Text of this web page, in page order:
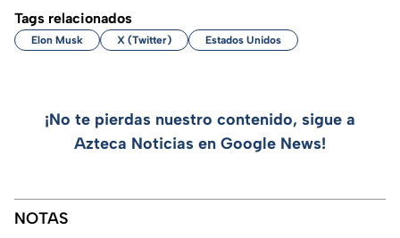
Tags relacionados
Elon Musk X (Twitter) Estados Unidos
¡No te pierdas nuestro contenido, sigue a
Azteca Noticias en Google News!
NOTAS